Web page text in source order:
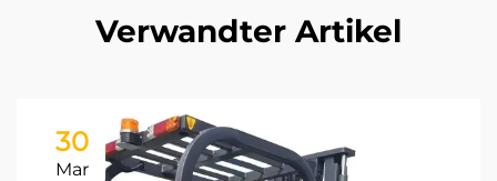
Verwandter Artikel
30
Mar